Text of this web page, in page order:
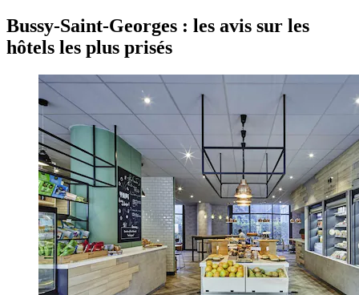
Bussy-Saint-Georges : les avis sur les
hôtels les plus prisés